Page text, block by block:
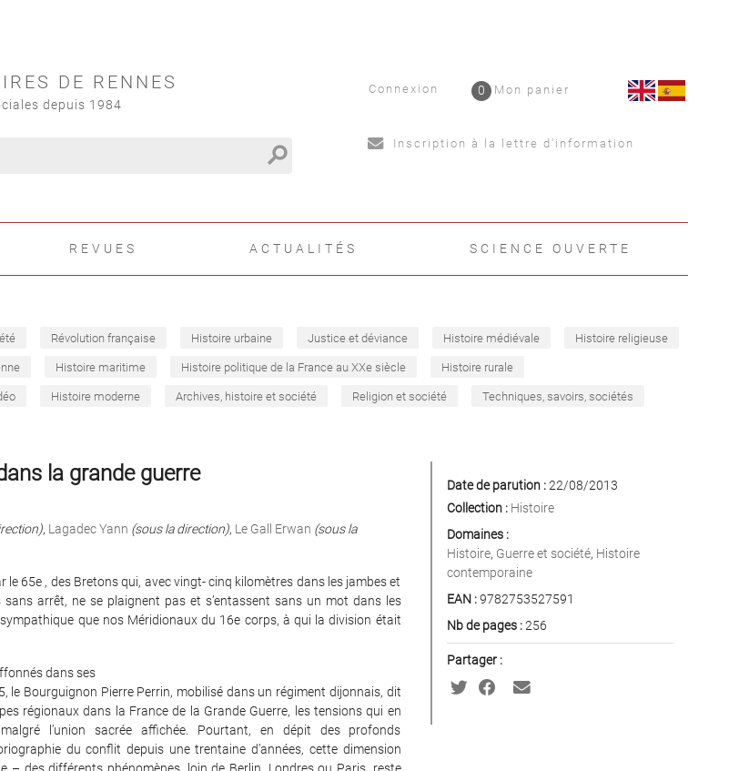
DE RENNES
depuis 1984
search
Connexion Mon panier
0
Inscription à la lettre d'information
REVUES ACTUALITÉS SCIENCE OUVERTE
Révolution française Histoire urbaine Justice et déviance Histoire médiévale Histoire religieuse
Histoire maritime Histoire politique de la France au XXe siècle Histoire rurale
Histoire moderne Archives, histoire et société Religion et société Techniques, savoirs, sociétés
la grande guerre
, Lagadec Yann (sous la direction), Le Gall Erwan (sous la
le 65e , des Bretons qui, avec vingt- cinq kilomètres dans les jambes et
arrêt, ne se plaignent pas et s’entassent sans un mot dans les
sympathique que nos Méridionaux du 16e corps, à qui la division était
dans ses
le Bourguignon Pierre Perrin, mobilisé dans un régiment dijonnais, dit
régionaux dans la France de la Grande Guerre, les tensions qui en
l’union sacrée affichée. Pourtant, en dépit des profonds
du conflit depuis une trentaine d’années, cette dimension
Date de parution :22/08/2013
Collection : Histoire
Domaines :
Histoire, Guerre et société, Histoire
contemporaine
EAN :9782753527591
Nb de pages :256
Partager :